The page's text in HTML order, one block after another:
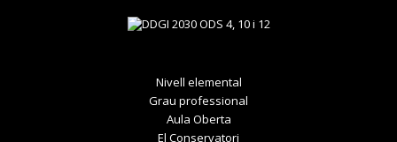
Nivell elemental
Grau professional
Aula Oberta
El Conservatori